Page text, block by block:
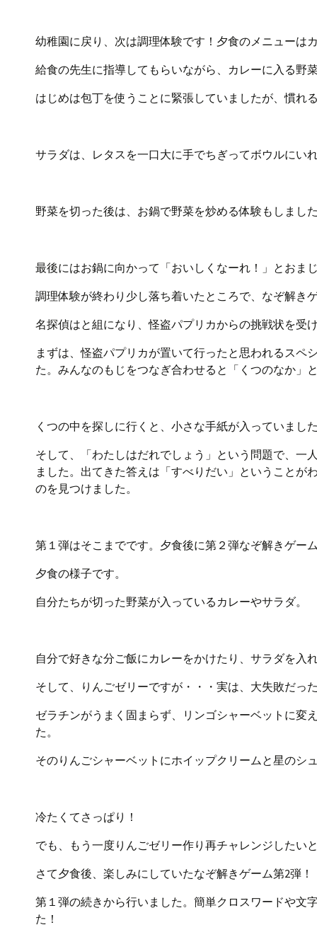
幼稚園に戻り、次は調理体験です！夕食のメニューは
給食の先生に指導してもらいながら、カレーに入る野
はじめは包丁を使うことに緊張していましたが、慣れ
サラダは、レタスを一口大に手でちぎってボウルにい
野菜を切った後は、お鍋で野菜を炒める体験もしまし
最後にはお鍋に向かって「おいしくなーれ！」とおま
調理体験が終わり少し落ち着いたところで、なぞ解き
名探偵はと組になり、怪盗パプリカからの挑戦状を受
まずは、怪盗パプリカが置いて行ったと思われるス
た。みんなのもじをつなぎ合わせると「くつのなか」
くつの中を探しに行くと、小さな手紙が入っていまし
そして、「わたしはだれでしょう」という問題で、一
ました。出てきた答えは「すべりだい」ということ
のを見つけました。
第１弾はそこまでです。夕食後に第２弾なぞ解きゲー
夕食の様子です。
自分たちが切った野菜が入っているカレーやサラダ。
自分で好きな分ご飯にカレーをかけたり、サラダを入
そして、りんごゼリーですが・・・実は、大失敗だっ
ゼラチンがうまく固まらず、リンゴシャーベットに変
た。
そのりんごシャーベットにホイップクリームと星のシ
冷たくてさっぱり！
でも、もう一度りんごゼリー作り再チャレンジしたい
さて夕食後、楽しみにしていたなぞ解きゲーム第2弾！
第１弾の続きから行いました。簡単クロスワードや文
た！